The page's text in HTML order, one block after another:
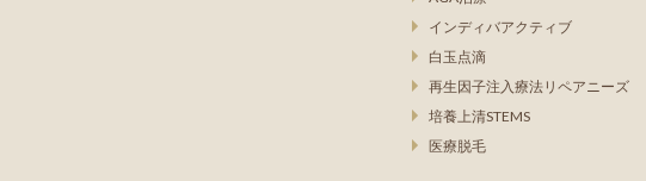
インディバアクティブ
白玉点滴
再生因子注入療法リペアニーズ
培養上清STEMS
医療脱毛